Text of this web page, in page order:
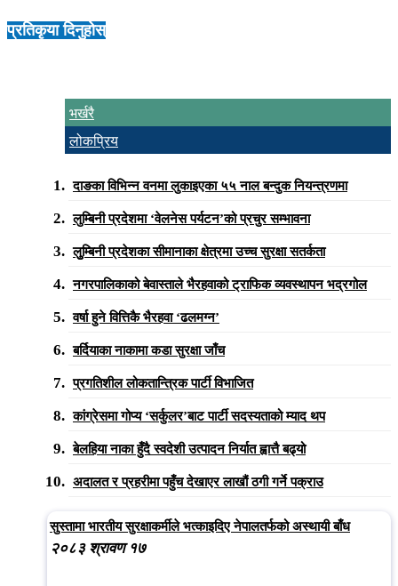
प्रतिकृया दिनुहोस्
भर्खरै
लोकप्रिय
दाङका विभिन्न वनमा लुकाइएका ५५ नाल बन्दुक नियन्त्रणमा
लुम्बिनी प्रदेशमा ‘वेलनेस पर्यटन’को प्रचुर सम्भावना
लुुम्बिनी प्रदेशका सीमानाका क्षेत्रमा उच्च सुरक्षा सतर्कता
नगरपालिकाको बेवास्ताले भैरहवाको ट्राफिक व्यवस्थापन भद्रगोल
वर्षा हुने वित्तिकै भैरहवा ‘ढलमग्न’
बर्दियाका नाकामा कडा सुरक्षा जाँच
प्रगतिशील लोकतान्त्रिक पार्टी विभाजित
कांग्रेसमा गोप्य ‘सर्कुलर’बाट पार्टी सदस्यताको म्याद थप
बेलहिया नाका हुँदै स्वदेशी उत्पादन निर्यात ह्वात्तै बढ्यो
अदालत र प्रहरीमा पहुँच देखाएर लाखौं ठगी गर्ने पक्राउ
सुस्तामा भारतीय सुरक्षाकर्मीले भत्काइदिए नेपालतर्फको अस्थायी बाँध
२०८३ श्रावण १७